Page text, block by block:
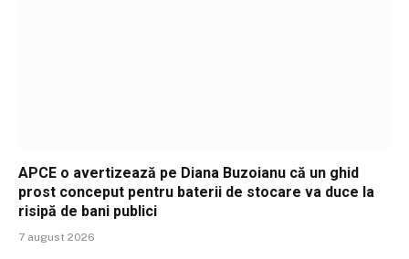
APCE o avertizează pe Diana Buzoianu că un ghid
prost conceput pentru baterii de stocare va duce la
risipă de bani publici
7 august 2026